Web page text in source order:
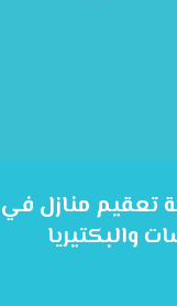
والبكتيريا